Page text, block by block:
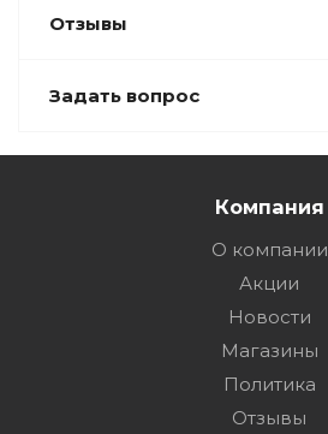
Отзывы
Задать вопрос
Компания
О компании
Акции
Новости
Магазины
Политика
Отзывы